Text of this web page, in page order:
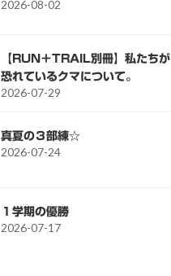
2026-08-02
【RUN＋TRAIL別冊】私たちが
恐れているクマについて。
2026-07-29
真夏の３部練☆
2026-07-24
１学期の優勝
2026-07-17